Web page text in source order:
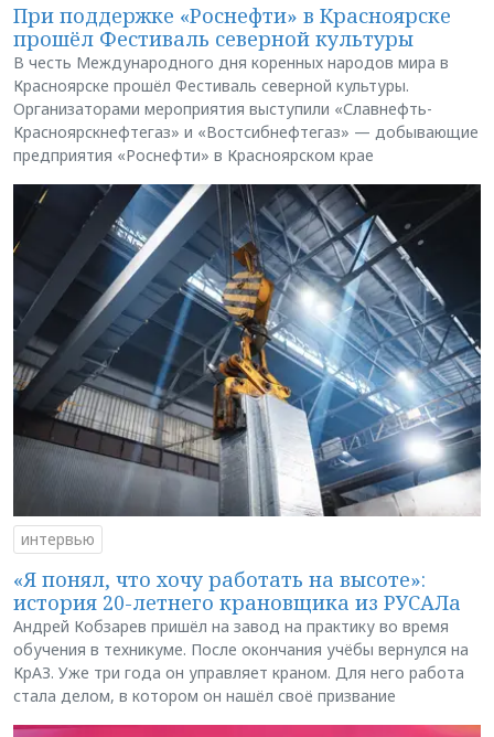
При поддержке «Роснефти» в Красноярске
прошёл Фестиваль северной культуры
В честь Международного дня коренных народов мира в
Красноярске прошёл Фестиваль северной культуры.
Организаторами мероприятия выступили «Славнефть-
Красноярскнефтегаз» и «Востсибнефтегаз» — добывающие
предприятия «Роснефти» в Красноярском крае
интервью
«Я понял, что хочу работать на высоте»:
история 20-летнего крановщика из РУСАЛа
Андрей Кобзарев пришёл на завод на практику во время
обучения в техникуме. После окончания учёбы вернулся на
КрАЗ. Уже три года он управляет краном. Для него работа
стала делом, в котором он нашёл своё призвание